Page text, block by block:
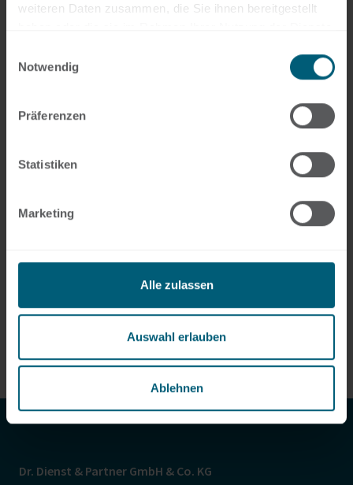
weiteren Daten zusammen, die Sie ihnen bereitgestellt
Notwendig
Präferenzen
Statistiken
Marketing
Alle zulassen
Auswahl erlauben
Ablehnen
Gutachterliche Tätigkeiten
Jahresabschluss/Einnahmen-
Rechtsbehelfsverfahren
Dr. Dienst & Partner GmbH & Co. KG